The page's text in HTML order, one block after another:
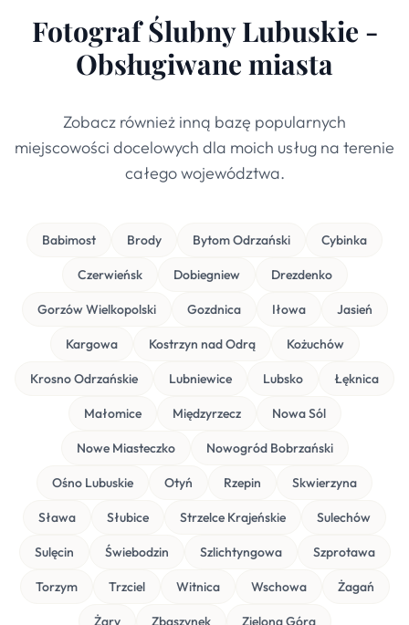
Fotograf Ślubny Lubuskie -
Obsługiwane miasta
Zobacz również inną bazę popularnych
miejscowości docelowych dla moich usług na terenie
całego województwa.
Babimost Brody Bytom Odrzański Cybinka
Czerwieńsk Dobiegniew Drezdenko
Gorzów Wielkopolski Gozdnica Iłowa Jasień
Kargowa Kostrzyn nad Odrą Kożuchów
Krosno Odrzańskie Lubniewice Lubsko Łęknica
Małomice Międzyrzecz Nowa Sól
Nowe Miasteczko Nowogród Bobrzański
Ośno Lubuskie Otyń Rzepin Skwierzyna
Sława Słubice Strzelce Krajeńskie Sulechów
Sulęcin Świebodzin Szlichtyngowa Szprotawa
Torzym Trzciel Witnica Wschowa Żagań
Żary Zbąszynek Zielona Góra